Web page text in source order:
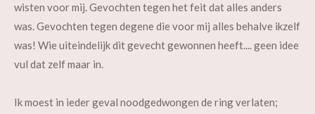
wisten voor mij. Gevochten tegen het feit dat alles anders
was. Gevochten tegen degene die voor mij alles behalve ikzelf
was! Wie uiteindelijk dit gevecht gewonnen heeft.... geen idee
vul dat zelf maar in.
Ik moest in ieder geval noodgedwongen de ring verlaten;